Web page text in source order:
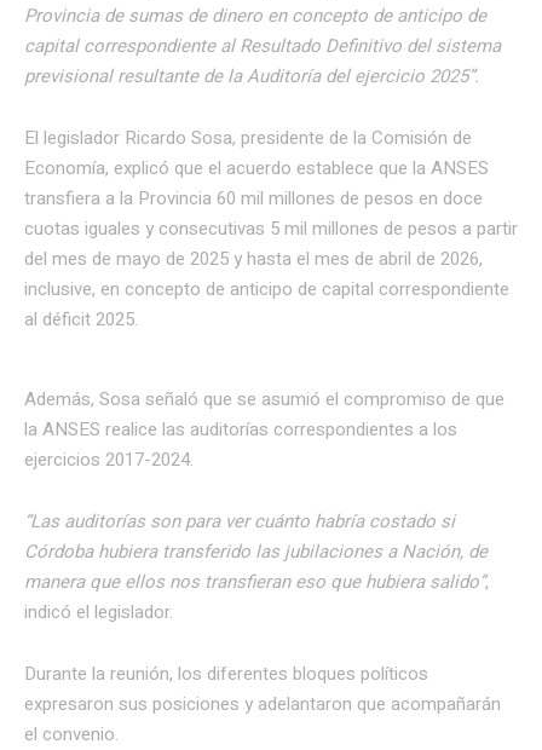
Provincia de sumas de dinero en concepto de anticipo de
capital correspondiente al Resultado Definitivo del sistema
previsional resultante de la Auditoría del ejercicio 2025”.
El legislador Ricardo Sosa, presidente de la Comisión de
Economía, explicó que el acuerdo establece que la ANSES
transfiera a la Provincia 60 mil millones de pesos en doce
cuotas iguales y consecutivas 5 mil millones de pesos a partir
del mes de mayo de 2025 y hasta el mes de abril de 2026,
inclusive, en concepto de anticipo de capital correspondiente
al déficit 2025.
Además, Sosa señaló que se asumió el compromiso de que
la ANSES realice las auditorías correspondientes a los
ejercicios 2017-2024.
“Las auditorías son para ver cuánto habría costado si
Córdoba hubiera transferido las jubilaciones a Nación, de
manera que ellos nos transfieran eso que hubiera salido”,
indicó el legislador.
Durante la reunión, los diferentes bloques políticos
expresaron sus posiciones y adelantaron que acompañarán
el convenio.